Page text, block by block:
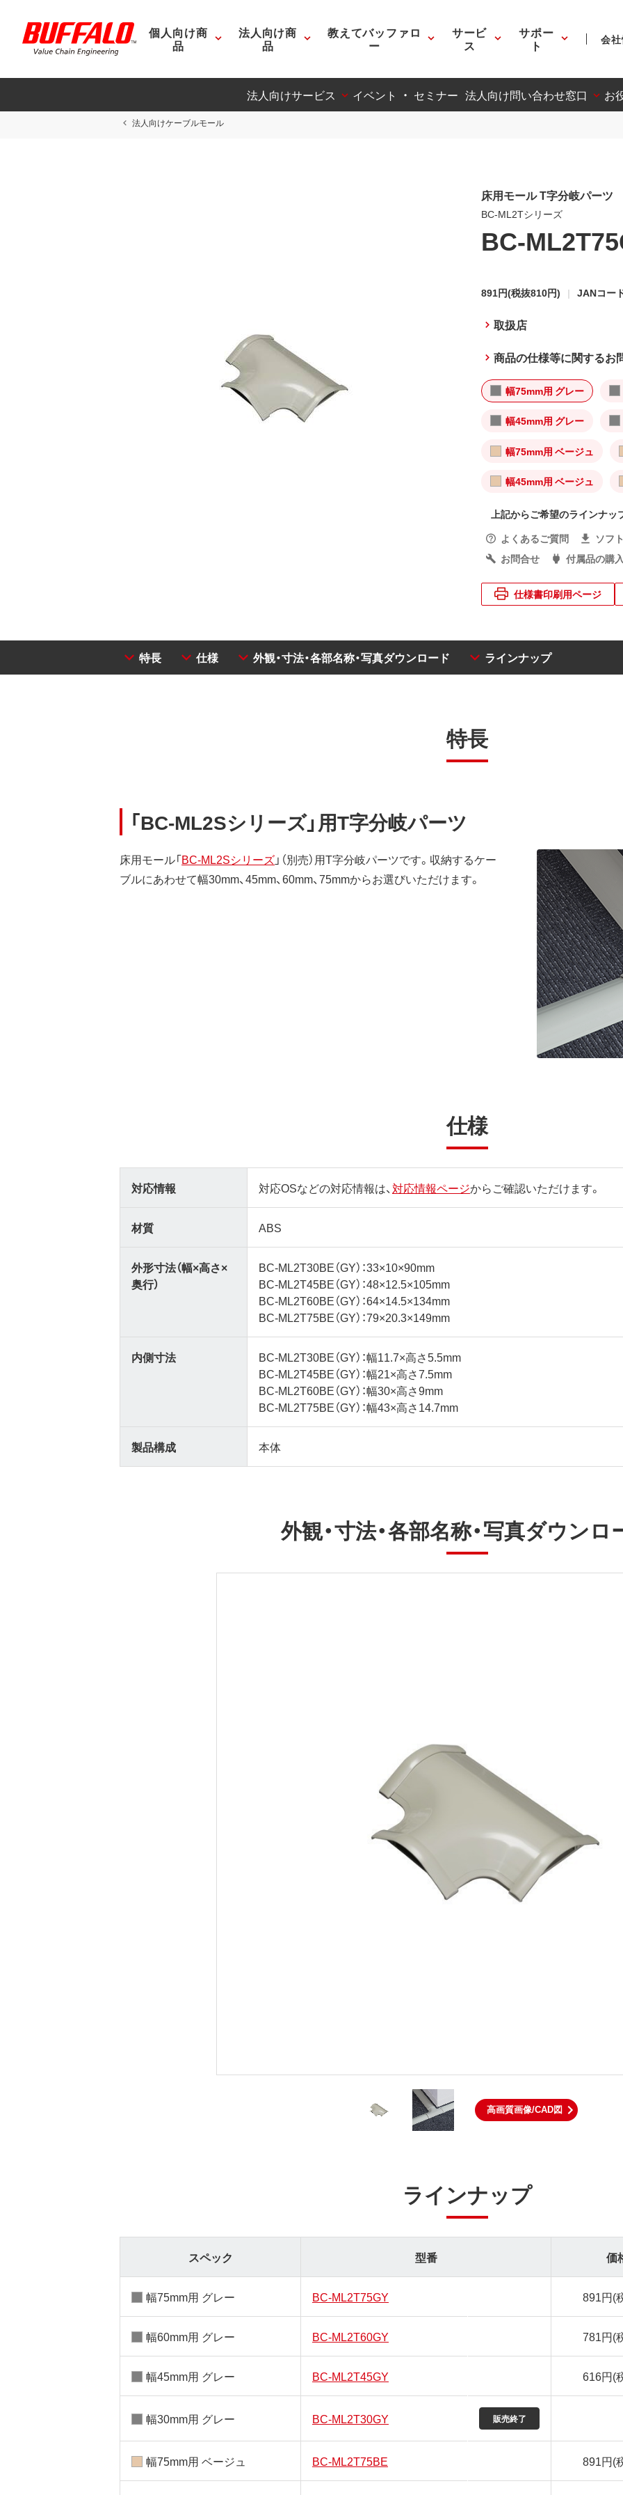
個人向け商
品
法人向け商
品
教えてバッファロ
ー
サービ
ス
サポー
ト 会
法人向けサービス イベント ・ セミナー 法人向け問い合わせ窓口 お
法人向けケーブルモール
床用モール T字分岐パーツ
BC-ML2Tシリーズ
BC-
891円(税抜810円) JANコー
取扱店
商品の仕様等に関するお
幅75mm用 グレー
幅45mm用 グレー
幅75mm用 ベージュ
幅45mm用 ベージュ
上記からご希望のラインナッ
よくあるご質問
ソフ
お問合せ
付属品の購
仕様書印刷用ページ
特長 仕様 外観・寸法・各部名称・写真ダウンロード ラインナップ
特長
「BC-ML2Sシリーズ」用T字分岐パーツ
床用モール「BC-ML2Sシリーズ」（別売）用T字分岐パーツです。収納するケー
ブルにあわせて幅30mm、45mm、60mm、75mmからお選びいただけます。
仕様
対応情報 対応OSなどの対応情報は、対応情報ページからご確認いただけます。
材質 ABS
外形寸法（幅×高さ×
奥行）
BC-ML2T30BE（GY）：33×10×90mm
BC-ML2T45BE（GY）：48×12.5×105mm
BC-ML2T60BE（GY）：64×14.5×134mm
BC-ML2T75BE（GY）：79×20.3×149mm
内側寸法
BC-ML2T30BE（GY）：幅11.7×高さ5.5mm
BC-ML2T45BE（GY）：幅21×高さ7.5mm
BC-ML2T60BE（GY）：幅30×高さ9mm
BC-ML2T75BE（GY）：幅43×高さ14.7mm
製品構成 本体
外観・寸法・各部名称・写真ダウンロ
高画質画像/CAD図
ラインナップ
スペック 型番 価
幅75mm用 グレー BC-ML2T75GY 891円(
幅60mm用 グレー BC-ML2T60GY 781円(
幅45mm用 グレー BC-ML2T45GY 616円(
幅30mm用 グレー BC-ML2T30GY
幅75mm用 ベージュ BC-ML2T75BE 891円(